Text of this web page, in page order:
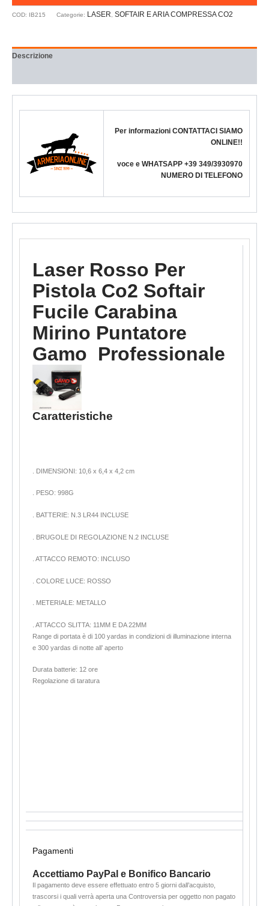
COD: IB215 Categorie: LASER SOFTAIR E ARIA COMPRESSA CO2
Descrizione
Per informazioni CONTATTACI SIAMO
ONLINE!!
voce e WHATSAPP +39 349/3930970
NUMERO DI TELEFONO
Laser Rosso Per
Pistola Co2 Softair
Fucile Carabina
Mirino Puntatore
Gamo Professionale
Caratteristiche
. DIMENSIONI: 10,6 x 6,4 x 4,2 cm
. PESO: 998G
. BATTERIE: N.3 LR44 INCLUSE
. BRUGOLE DI REGOLAZIONE N.2 INCLUSE
. ATTACCO REMOTO: INCLUSO
. COLORE LUCE: ROSSO
. METERIALE: METALLO
. ATTACCO SLITTA: 11MM E DA 22MM
Range di portata è di 100 yardas in condizioni di illuminazione interna
e 300 yardas di notte all’ aperto
Durata batterie: 12 ore
Regolazione di taratura
Pagamenti
Accettiamo PayPal e Bonifico Bancario
Il pagamento deve essere effettuato entro 5 giorni dall’acquisto,
trascorsi i quali verrà aperta una Controversia per oggetto non pagato